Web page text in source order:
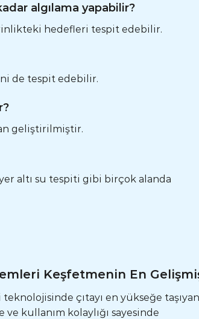
algılama yapabilir?
hedefleri tespit edebilir.
de tespit edebilir.
geliştirilmiştir.
altı su tespiti gibi birçok alanda
Keşfetmenin En
çıtayı en yükseğe taşıyan
kullanım kolaylığı sayesinde